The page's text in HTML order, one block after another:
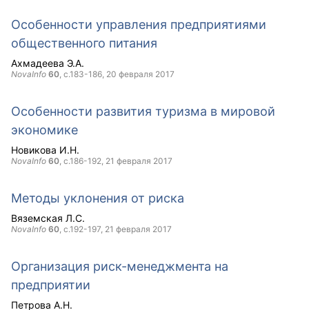
Особенности управления предприятиями
общественного питания
Ахмадеева Э.А.
NovaInfo 60, с.183-186, 20 февраля 2017
Особенности развития туризма в мировой
экономике
Новикова И.Н.
NovaInfo 60, с.186-192, 21 февраля 2017
Методы уклонения от риска
Вяземская Л.С.
NovaInfo 60, с.192-197, 21 февраля 2017
Организация риск-менеджмента на
предприятии
Петрова А.Н.